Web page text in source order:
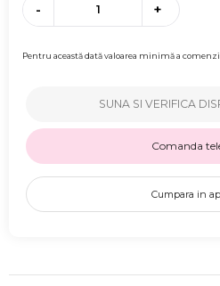
- +
Pentru această dată valoarea minimă a
SUNA SI VERIFICA
Comanda
Cumpara in